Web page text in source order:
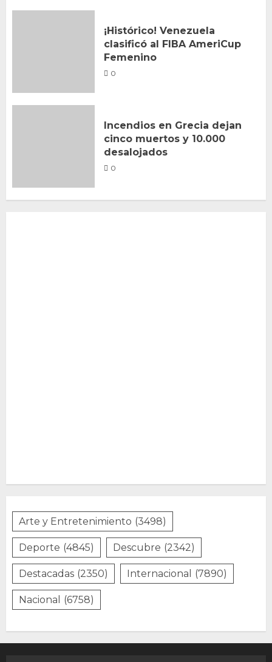
¡Histórico! Venezuela
clasificó al FIBA AmeriCup
Femenino
0
Incendios en Grecia dejan
cinco muertos y 10.000
desalojados
0
Arte y Entretenimiento (3498)
Deporte (4845) Descubre (2342)
Destacadas (2350) Internacional (7890)
Nacional (6758)